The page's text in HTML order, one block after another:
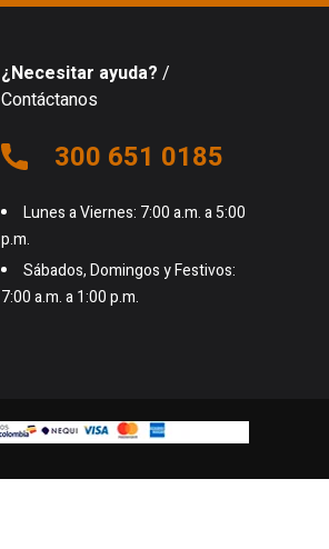
¿Necesitar ayuda? /
Contáctanos
300 651 0185
Lunes a Viernes: 7:00 a.m. a 5:00
p.m.
Sábados, Domingos y Festivos:
7:00 a.m. a 1:00 p.m.